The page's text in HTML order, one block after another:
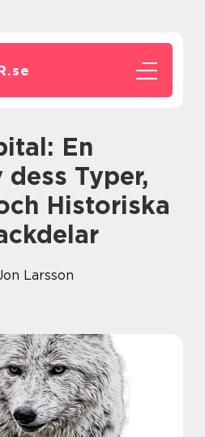
se
Typer,
Historiska
Larsson